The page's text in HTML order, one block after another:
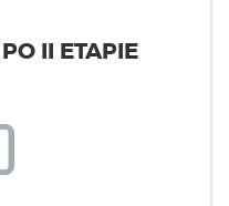
II ETAPIE